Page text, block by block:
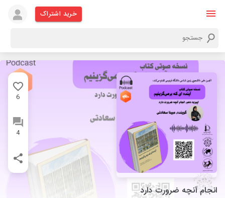
خرید اشتراک
6
4
انجام آنچه ضرورت دارد